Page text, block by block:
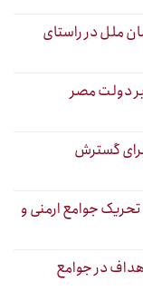
ملل در راستای
بر دولت مصر
گسترش
تحریک جوامع ارمنی و
در جوامع